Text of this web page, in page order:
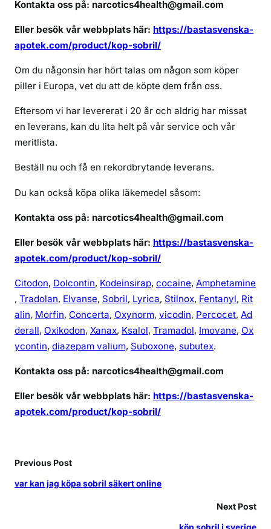
v
r
b
r
Kontakta oss på: narcotics4health@gmail.com
Eller besök vår webbplats här: https://bastasvenska-
apotek.com/product/kop-sobril/
Om du någonsin har hört talas om någon som köper
piller i Europa, vet du att de köpte dem från oss.
Eftersom vi har levererat i 20 år och aldrig har missat
en leverans, kan du lita helt på vår service och vår
meritlista.
Beställ nu och få en rekordbrytande leverans.
Du kan också köpa olika läkemedel såsom:
Kontakta oss på: narcotics4health@gmail.com
Eller besök vår webbplats här: https://bastasvenska-
apotek.com/product/kop-sobril/
Citodon, Dolcontin, Kodeinsirap, cocaine, Amphetamine
, Tradolan, Elvanse, Sobril, Lyrica, Stilnox, Fentanyl, Rit
alin, Morfin, Concerta, Oxynorm, vicodin, Percocet, Ad
derall, Oxikodon, Xanax, Ksalol, Tramadol, Imovane, Ox
ycontin, diazepam valium, Suboxone, subutex.
Kontakta oss på: narcotics4health@gmail.com
Eller besök vår webbplats här: https://bastasvenska-
apotek.com/product/kop-sobril/
Previous Post
var kan jag köpa sobril säkert online
Next Post